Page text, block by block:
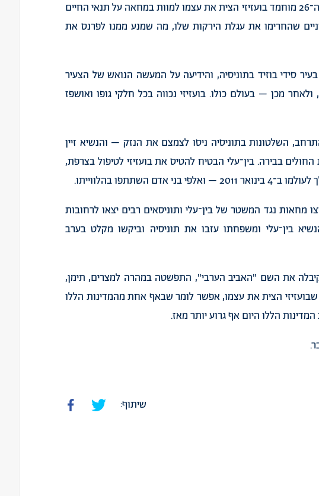
ה־26 מוחמדבועזיזי הציתאתעצמולמוותבמחאהעל תנאי החיים
שהחרימו את עגלת הירקות שלו, מה שמנע ממנו לפרנס את
בעיר סידי בוזיד בתוניסיה, והידיעה על המעשה הנואש של הצעיר
, ולאחר מכן – בעולם כולו. בועזיזי נכווה בכל חלקי גופו ואושפז
, השלטונות בתוניסיה ניסו לצמצם את הנזק– והנשיא זיין
החולים בבירה.בין־עלי הבטיח להטיס אתבועזיזי לטיפול בצרפת,
לעולמוב־4בינואר ואלפיבניאדם השתתפובהלווייתו.
מחאות נגד המשטר של בין־עלי ותוניסאים רבים יצאו לרחובות
בין־עלי ומשפחתו עזבו את תוניסיה וביקשו מקלט בערב
את השם "האביב הערבי", התפשטה במהרה למצרים, תימן,
שבועזיזי הציתאת עצמו,אפשר לומר שבאף אחת מהמדינות הללו
המדינות הללו היום אףגרועיותר מאז.
.
שיתוף: